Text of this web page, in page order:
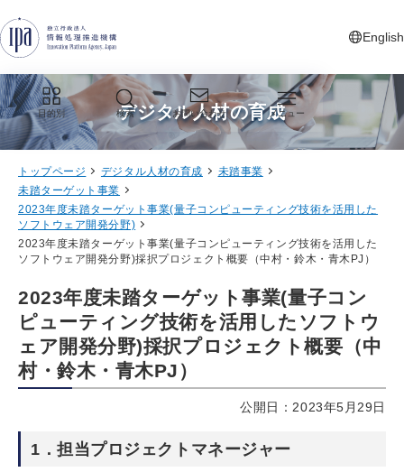
English
新しいタ
目的別 検索 お問い合わせ メニュー
デジタル人材の育成
トップページ デジタル人材の育成
未踏事業
未踏ターゲット事業
2023年度未踏ターゲット事業(量子コンピューティング技術を活用した
ソフトウェア開発分野)
2023年度未踏ターゲット事業(量子コンピューティング技術を活用した
ソフトウェア開発分野)採択プロジェクト概要（中村・鈴木・青木PJ）
2023年度未踏ターゲット事業(量子コン
ピューティング技術を活用したソフトウ
ェア開発分野)採択プロジェクト概要（中
村・鈴木・青木PJ）
公開日：2023年5月29日
1．担当プロジェクトマネージャー